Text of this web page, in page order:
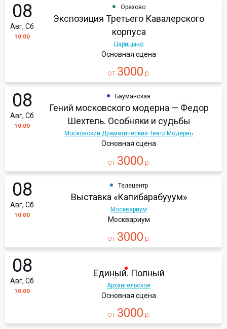
08
Авг, Сб
10:00
Орехово
Экспозиция Третьего Кавалерского
корпуса
Царицыно
Основная сцена
от 3000 р.
08
Авг, Сб
10:00
Бауманская
Гений московского модерна — Федор
Шехтель. Особняки и судьбы
Московский Драматический Театр Модернъ
Основная сцена
от 3000 р.
08
Авг, Сб
10:00
Телецентр
Выставка «Капибарабууум»
Москвариум
Москвариум
от 3000 р.
08
Авг, Сб
10:00
Единый. Полный
Архангельское
Основная сцена
от 3000 р.